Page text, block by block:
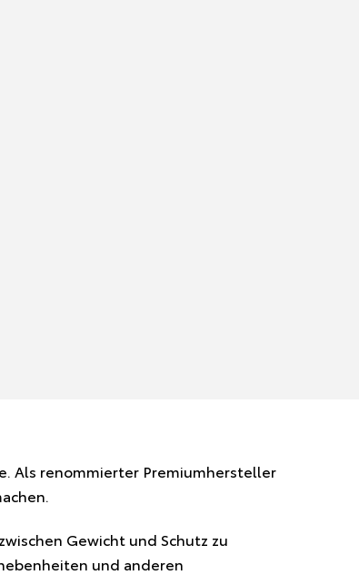
Als renommierter Premiumhersteller
Gewicht und Schutz zu
und anderen